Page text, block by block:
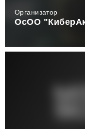
Организатор
ОсОО